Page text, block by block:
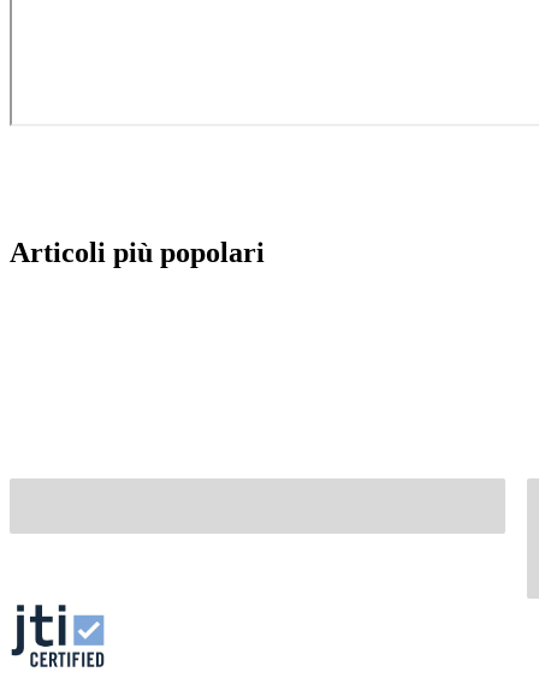
Articoli più popolari